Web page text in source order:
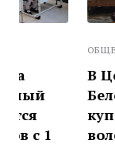
В
Белоусова
купальная